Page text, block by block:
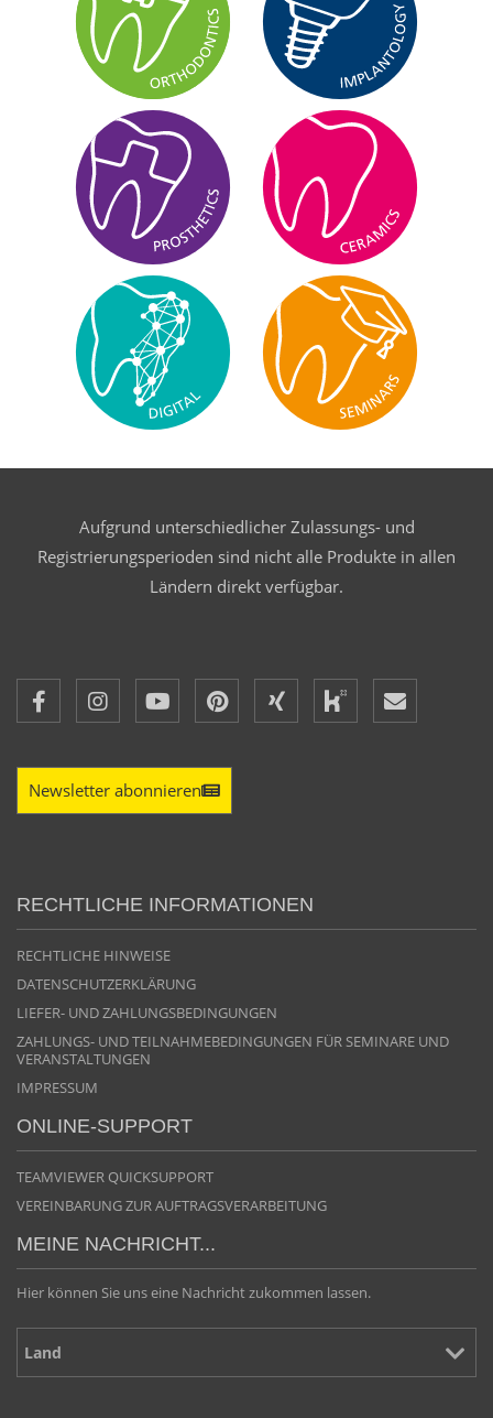
Aufgrund unterschiedlicher Zulassungs- und
Registrierungsperioden sind nicht alle Produkte in allen
Ländern direkt verfügbar.
Newsletter abonnieren
RECHTLICHE INFORMATIONEN
RECHTLICHE HINWEISE
DATENSCHUTZERKLÄRUNG
LIEFER- UND ZAHLUNGSBEDINGUNGEN
ZAHLUNGS- UND TEILNAHMEBEDINGUNGEN FÜR SEMINARE UND
VERANSTALTUNGEN
IMPRESSUM
ONLINE-SUPPORT
TEAMVIEWER QUICKSUPPORT
VEREINBARUNG ZUR AUFTRAGSVERARBEITUNG
MEINE NACHRICHT...
Hier können Sie uns eine Nachricht zukommen lassen.